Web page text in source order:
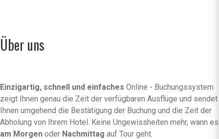
Über uns
Einzigartig, schnell und einfaches Online - Buchungssystem
zeigt Ihnen genau die Zeit der verfügbaren Ausflüge und sendet
Ihnen umgehend die Bestätigung der Buchung und die Zeit der
Abholung von Ihrem Hotel. Keine Ungewissheiten mehr, wann es
am Morgen oder Nachmittag auf Tour geht.